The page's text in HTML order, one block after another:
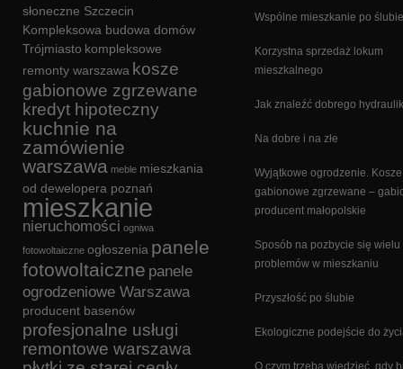
słoneczne Szczecin
Kompleksowa budowa domów
Trójmiasto kompleksowe
remonty warszawa kosze
gabionowe zgrzewane
kredyt hipoteczny
kuchnie na
zamówienie
warszawa meble mieszkania
od dewelopera poznań
mieszkanie
nieruchomości ogniwa
fotowoltaiczne ogłoszenia panele
fotowoltaiczne panele
ogrodzeniowe Warszawa
producent basenów
profesjonalne usługi
remontowe warszawa
Wspólne mieszkanie po ślubie
Korzystna sprzedaż lokum
mieszkalnego
Jak znaleźć dobrego
Na dobre i na złe
Wyjątkowe ogrodzenie. Kosze
gabionowe zgrzewane –
producent małopolskie
Sposób na pozbycie się wielu
problemów w mieszkaniu
Przyszłość po ślubie
Ekologiczne podejście do
O czym trzeba wiedzieć, gdy